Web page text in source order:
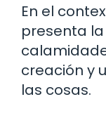
En el
presenta
creación y
las cosas.